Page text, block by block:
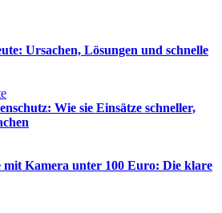
Ursachen, Lösungen und schnelle
Wie sie Einsätze schneller,
mit Kamera unter 100 Euro: Die klare